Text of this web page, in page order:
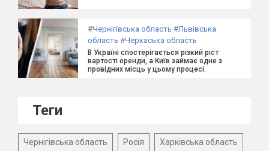
#Чернігівська область #Львівська
область #Черкаська область
В Україні спостерігається різкий ріст
вартості оренди, а Київ займає одне з
провідних місць у цьому процесі.
Теги
Чернігівська область Росія Харківська область